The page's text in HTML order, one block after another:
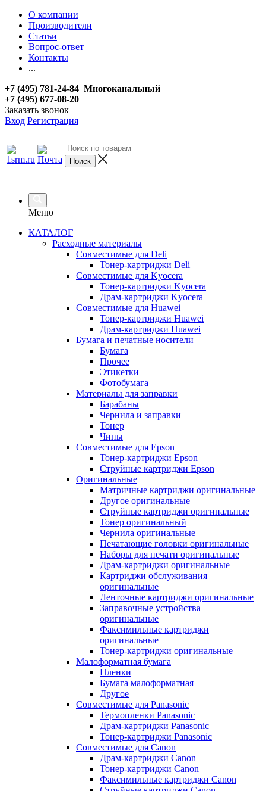
О компании
Производители
Статьи
Вопрос-ответ
Контакты
...
+7 (495) 781-24-84 Многоканальный
+7 (495) 677-08-20
Заказать звонок
Вход Регистрация
Меню
КАТАЛОГ
Расходные материалы
Совместимые для Deli
Тонер-картриджи Deli
Совместимые для Kyocera
Тонер-картриджи Kyocera
Драм-картриджи Kyocera
Совместимые для Huawei
Тонер-картриджи Huawei
Драм-картриджи Huawei
Бумага и печатные носители
Бумага
Прочее
Этикетки
Фотобумага
Материалы для заправки
Барабаны
Чернила и заправки
Тонер
Чипы
Совместимые для Epson
Тонер-картриджи Epson
Струйные картриджи Epson
Оригинальные
Матричные картриджи оригинальные
Другое оригинальные
Струйные картриджи оригинальные
Тонер оригинальный
Чернила оригинальные
Печатающие головки оригинальные
Наборы для печати оригинальные
Драм-картриджи оригинальные
Картриджи обслуживания
оригинальные
Ленточные картриджи оригинальные
Заправочные устройства
оригинальные
Факсимильные картриджи
оригинальные
Тонер-картриджи оригинальные
Малоформатная бумага
Пленки
Бумага малоформатная
Другое
Совместимые для Panasonic
Термопленки Panasonic
Драм-картриджи Panasonic
Тонер-картриджи Panasonic
Совместимые для Canon
Драм-картриджи Canon
Тонер-картриджи Canon
Факсимильные картриджи Canon